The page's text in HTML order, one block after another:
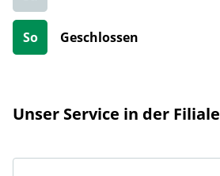
So Geschlossen
Unser Service in der Filiale